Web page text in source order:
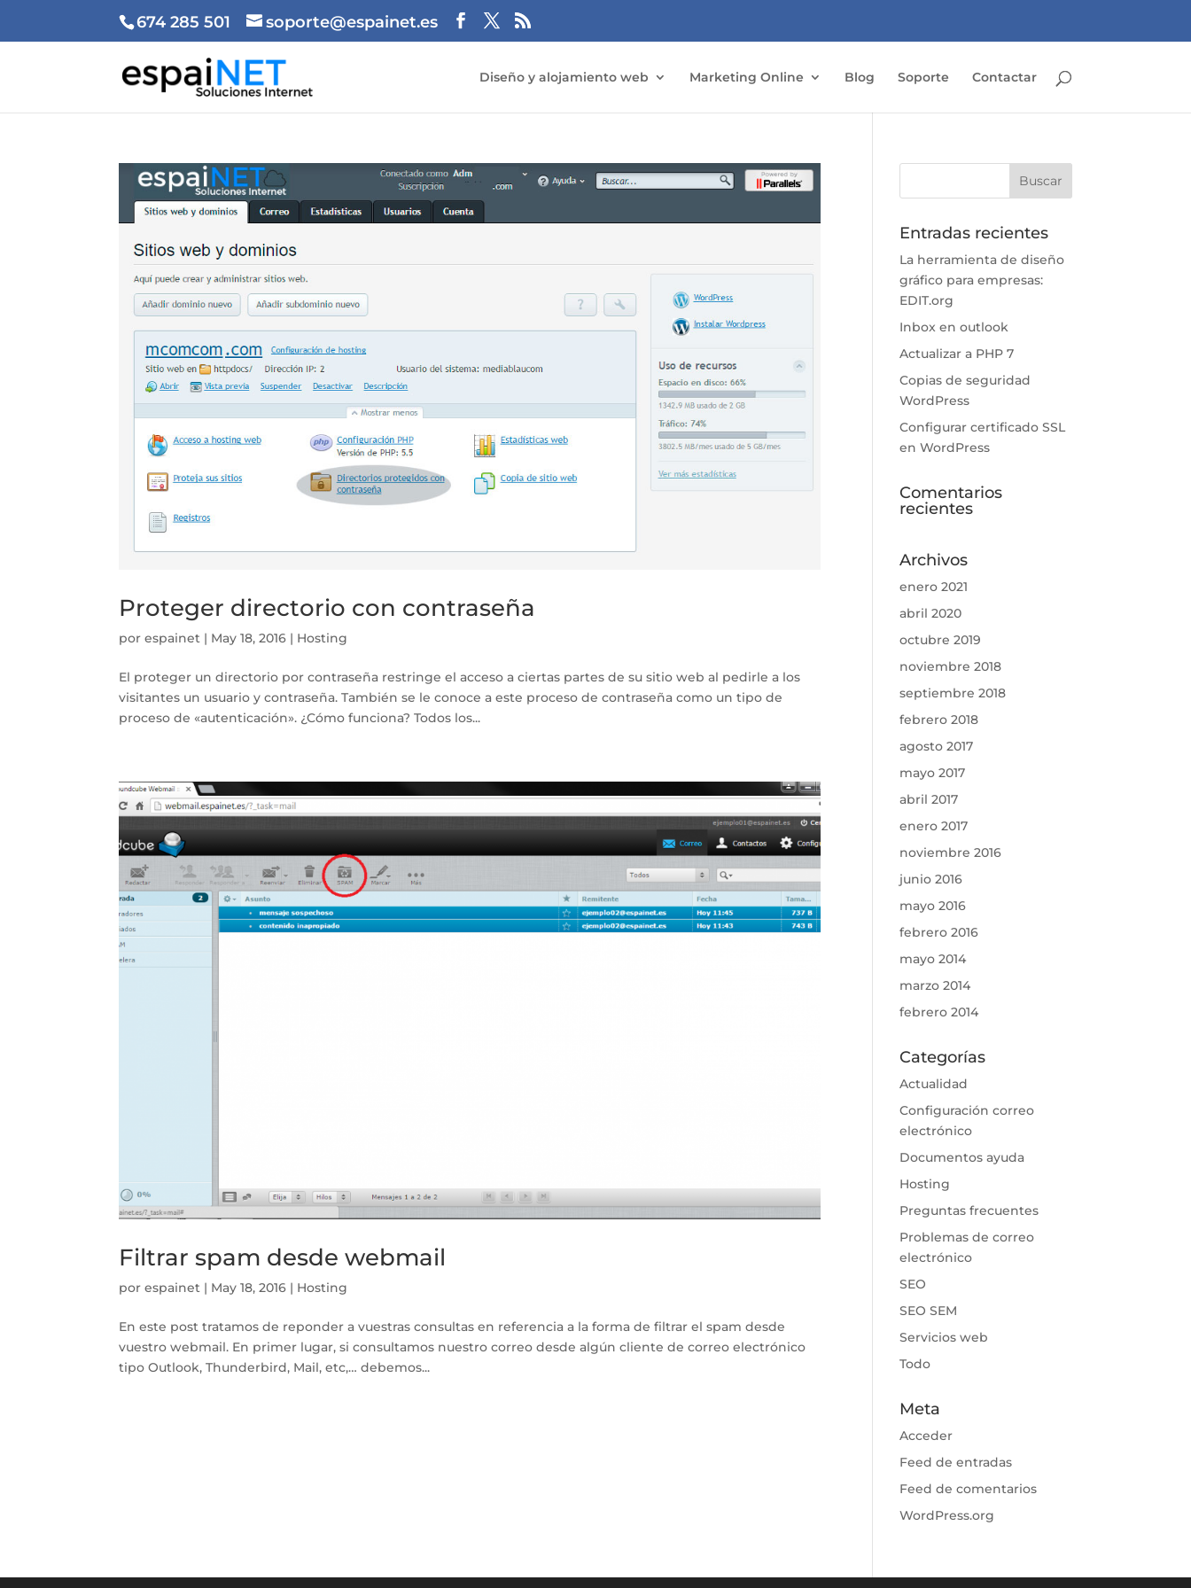
674 285 501 soporte@espainet.es
Diseño y alojamiento web Marketing Online Blog Soporte Contactar
Proteger directorio con contraseña
porespainet | May 18, 2016 | Hosting
El proteger un directorio por contraseña restringe el acceso a ciertas partes de su sitio web al pedirle a los
visitantes un usuario y contraseña. También se le conoce a este proceso de contraseña como un tipo de
proceso de «autenticación». ¿Cómo funciona? Todos los...
Filtrar spam desde webmail
porespainet | May 18, 2016 | Hosting
En este post tratamos de reponder a vuestras consultas en referencia a la forma de filtrar el spam desde
vuestro webmail. En primer lugar, si consultamos nuestro correo desde algún cliente de correo electrónico
tipo Outlook, Thunderbird, Mail, etc,… debemos...
Entradas recientes
La herramienta de diseño
gráfico para empresas:
EDIT.org
Inbox en outlook
Actualizar a PHP 7
Copias de seguridad
WordPress
Configurar certificado SSL
en WordPress
Comentarios
recientes
Archivos
enero 2021
abril 2020
octubre 2019
noviembre 2018
septiembre 2018
febrero 2018
agosto 2017
mayo 2017
abril 2017
enero 2017
noviembre 2016
junio 2016
mayo 2016
febrero 2016
mayo 2014
marzo 2014
febrero 2014
Categorías
Actualidad
Configuración correo
electrónico
Documentos ayuda
Hosting
Preguntas frecuentes
Problemas de correo
electrónico
SEO
SEO SEM
Servicios web
Todo
Meta
Acceder
Feed de entradas
Feed de comentarios
WordPress.org